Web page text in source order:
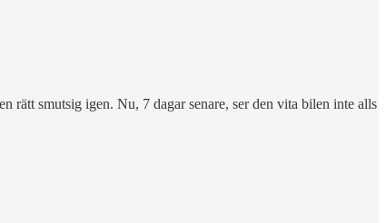
rätt smutsig igen. Nu, 7 dagar senare, ser den vita bilen inte alls